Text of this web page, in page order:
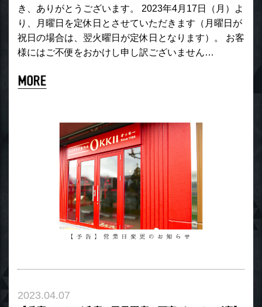
き、ありがとうございます。 2023年4月17日（月）よ
り、月曜日を定休日とさせていただきます（月曜日が
祝日の場合は、翌火曜日が定休日となります）。 お客
様にはご不便をおかけし申し訳ございません…
2023.04.07